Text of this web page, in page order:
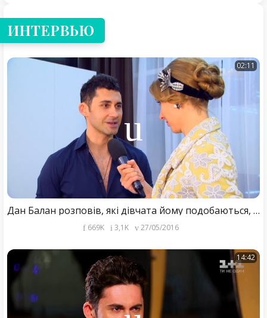
ИНТЕРВЬЮ
02:11
Дан Балан розповів, які дівчата йому подобаються, і чому досі залишається в холостяках
669K 3,1K 27/05/2016
14:42